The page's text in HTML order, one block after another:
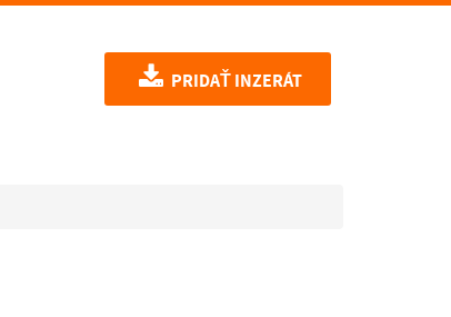
PRIDAŤ INZERÁT